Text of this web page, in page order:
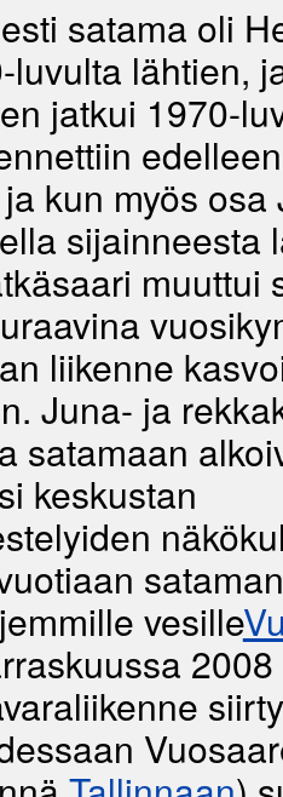
satama oli
luvulta lähtien,
jatkui 1970-
kun myös
sijainneesta
muuttui
liikenne
Juna- ja
satamaan
keskustan
vesille